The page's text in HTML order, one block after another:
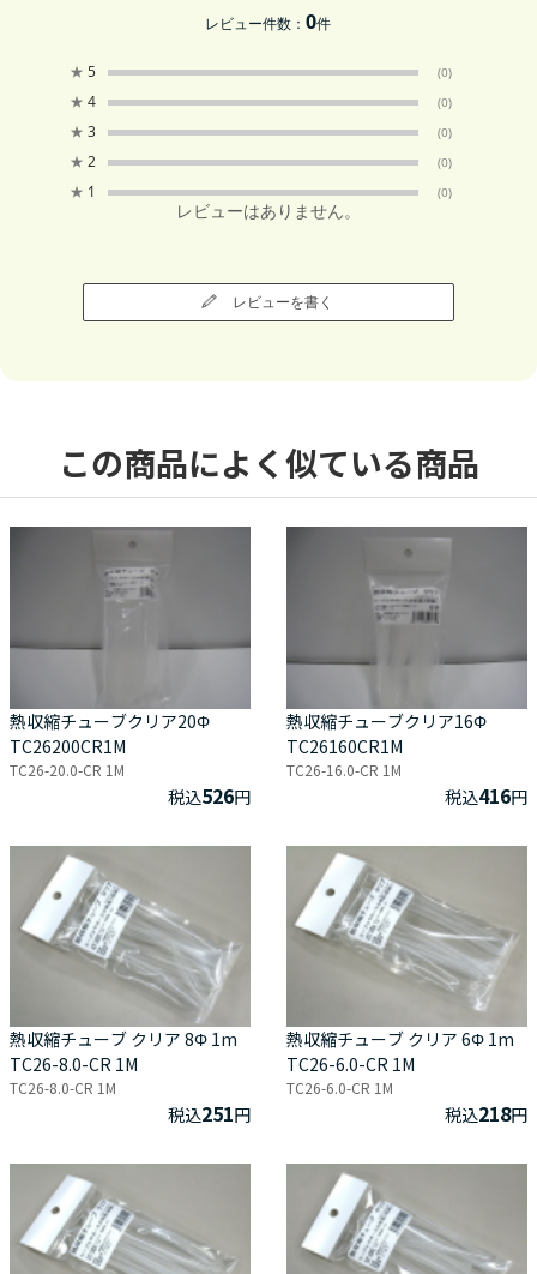
レビュー件数：0件
★ 5 (0)
★ 4 (0)
★ 3 (0)
★ 2 (0)
★ 1 (0)
レビューはありません。
レビューを書く
この商品によく似ている商品
熱収縮チューブクリア20Φ
TC26200CR1M
TC26-20.0-CR 1M
税込526円
熱収縮チューブクリア16Φ
TC26160CR1M
TC26-16.0-CR 1M
税込416円
熱収縮チューブ クリア 8Φ 1m
TC26-8.0-CR 1M
TC26-8.0-CR 1M
税込251円
熱収縮チューブ クリア 6Φ 1m
TC26-6.0-CR 1M
TC26-6.0-CR 1M
税込218円